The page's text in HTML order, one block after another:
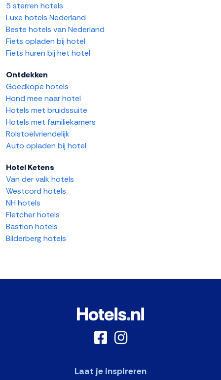
5 sterren hotels
Luxe hotels Nederland
Beste hotels van Nederland
Fiets opladen bij hotel
Fiets huren bij het hotel
Ontdekken
Goedkope hotels
Hond mee naar hotel
Hotels met bruidssuite
Hotels met familiekamers
Rolstoelvriendelijk
Auto opladen bij hotel
Hotel Ketens
Van der valk hotels
Westcord hotels
NH hotels
Fletcher hotels
Bastion hotels
Bilderberg hotels
Laat je inspireren